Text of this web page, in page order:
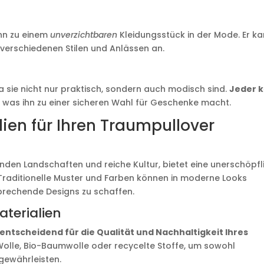
zu einemunverzichtbaren Kleidungsstück in der Mode. Er
Stilen und Anlässen an.
sie nicht nur praktisch, sondern auch modisch sind.Jeder
was ihn zu einer sicheren Wahl für Geschenke macht.
für Ihren Traumpullover
Landschaften und reiche Kultur, bietet eine
Muster und Farben können in moderne Looks
Designs zu schaffen.
für die Qualität und Nachhaltigkeit Ihres
Bio-Baumwolle oder recycelte Stoffe, um sowohl